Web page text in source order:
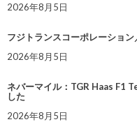
2026年8月5日
フジトランスコーポレーショ
2026年8月5日
ネバーマイル：TGR Haas F1
した
2026年8月5日